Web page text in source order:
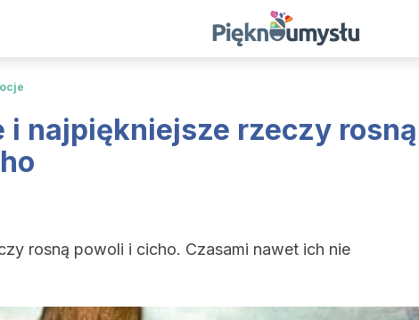
i najpiękniejsze rzeczy rosną
rosną powoli i cicho. Czasami nawet ich nie